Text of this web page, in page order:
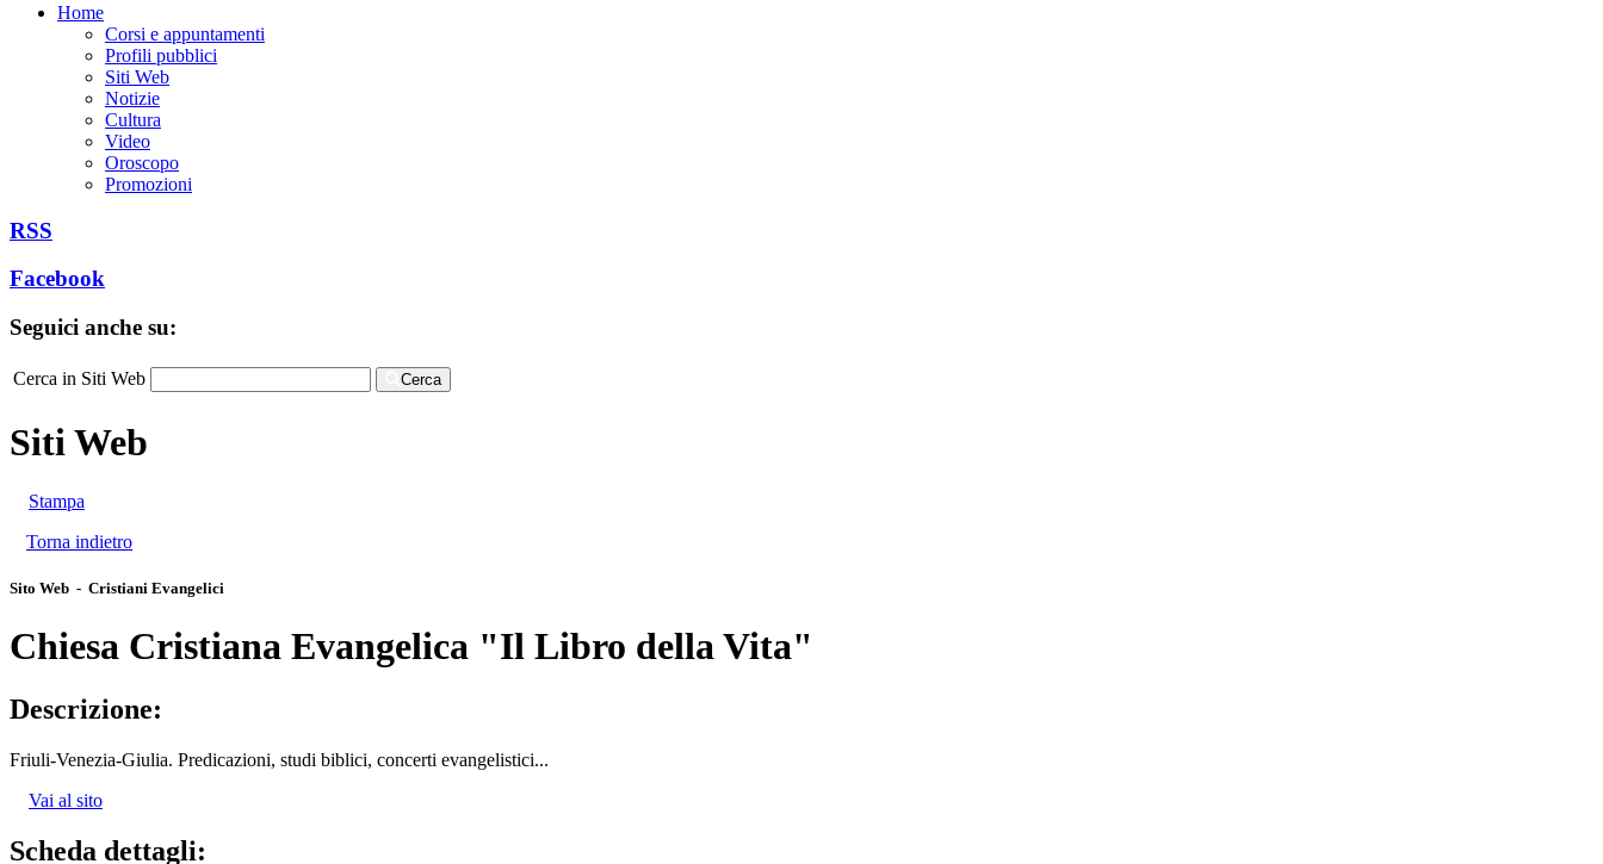
Home
Corsi e appuntamenti
Profili pubblici
Siti Web
Notizie
Cultura
Video
Oroscopo
Promozioni
RSS
Facebook
Seguici anche su:
Cerca in Siti Web Cerca
Siti Web
Stampa
Torna indietro
Sito Web - Cristiani Evangelici
Chiesa Cristiana Evangelica "Il Libro della Vita"
Descrizione:
Friuli-Venezia-Giulia. Predicazioni, studi biblici, concerti evangelistici...
Vai al sito
Scheda dettagli: